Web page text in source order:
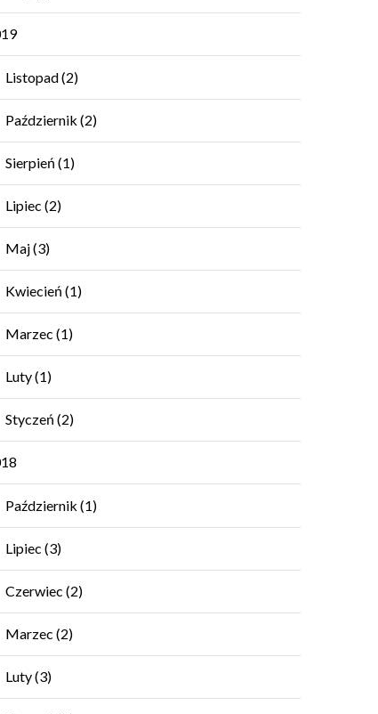
Listopad(2)
Październik (2)
Sierpień (1)
Lipiec (2)
Maj(3)
Kwiecień (1)
Marzec (1)
Luty(1)
Styczeń (2)
Październik (1)
Lipiec (3)
Czerwiec (2)
Marzec (2)
Luty(3)